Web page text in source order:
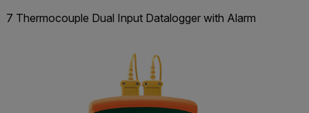
7 Thermocouple Dual Input Datalogger with Alarm